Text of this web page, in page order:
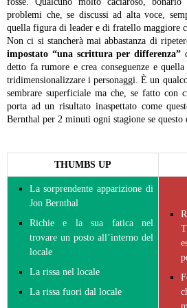
problemi che, se discussi ad alta voce,
quella figura di leader e di fratello maggiore
Non ci si stancherà mai abbastanza di
impostato “una scrittura per differenza”
detto fa rumore e crea conseguenze e
tridimensionalizzare i personaggi. È un
sembrare superficiale ma che, se fatto con
porta ad un risultato inaspettato come
Bernthal per 2 minuti ogni stagione se questo
THUMBS UP
La sorprendente apparizione di
Jon Bernthal
Richie e la sua fatica nel
trovare un posto all’interno del
locale
La rissa nel locale
La rissa fuori dal locale